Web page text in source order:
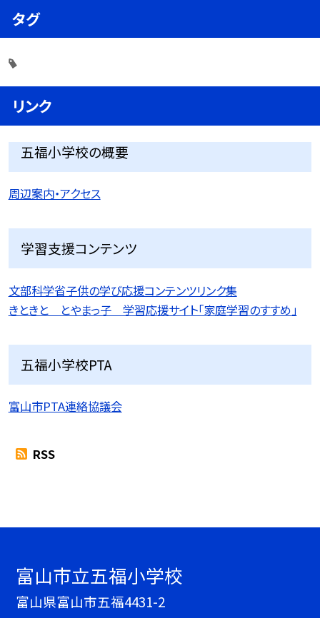
タグ
リンク
五福小学校の概要
周辺案内・アクセス
学習支援コンテンツ
文部科学省子供の学び応援コンテンツリンク集
きときと とやまっ子 学習応援サイト「家庭学習のすすめ」
五福小学校PTA
富山市PTA連絡協議会
RSS
富山市立五福小学校
富山県富山市五福4431-2